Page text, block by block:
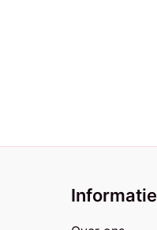
Informatie